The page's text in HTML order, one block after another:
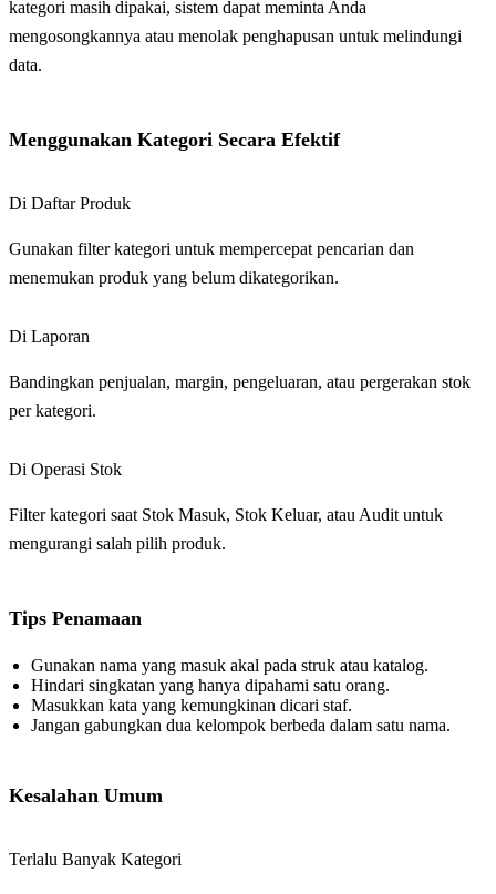
kategori masih dipakai, sistem dapat meminta Anda
mengosongkannya atau menolak penghapusan untuk melindungi
data.
Menggunakan Kategori Secara Efektif
Di Daftar Produk
Gunakan filter kategori untuk mempercepat pencarian dan
menemukan produk yang belum dikategorikan.
Di Laporan
Bandingkan penjualan, margin, pengeluaran, atau pergerakan stok
per kategori.
Di Operasi Stok
Filter kategori saat Stok Masuk, Stok Keluar, atau Audit untuk
mengurangi salah pilih produk.
Tips Penamaan
Gunakan nama yang masuk akal pada struk atau katalog.
Hindari singkatan yang hanya dipahami satu orang.
Masukkan kata yang kemungkinan dicari staf.
Jangan gabungkan dua kelompok berbeda dalam satu nama.
Kesalahan Umum
Terlalu Banyak Kategori